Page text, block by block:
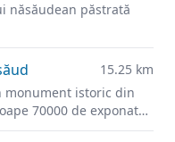
năsăudean păstrată
15.25 km
monument istoric din
70000 de exponate